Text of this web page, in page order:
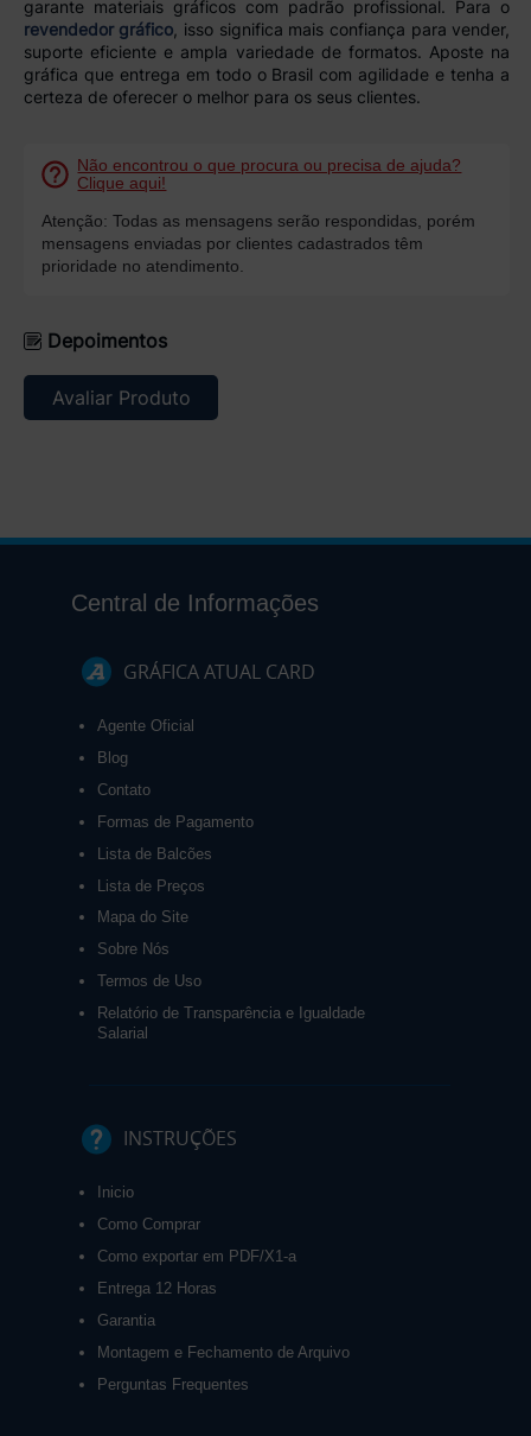
garante materiais gráficos com padrão profissional. Para o
revendedor gráfico , isso significa mais confiança para vender,
suporte eficiente e ampla variedade de formatos. Aposte na
gráfica que entrega em todo o Brasil com agilidade e tenha a
certeza de oferecer o melhor para os seus clientes.
Não encontrou o que procura ou precisa de ajuda?
Clique aqui!
Atenção: Todas as mensagens serão respondidas, porém
mensagens enviadas por clientes cadastrados têm
prioridade no atendimento.
Depoimentos
Avaliar Produto
Central de Informações
GRÁFICA ATUAL CARD
Agente Oficial
Blog
Contato
Formas de Pagamento
Lista de Balcões
Lista de Preços
Mapa do Site
Sobre Nós
Termos de Uso
Relatório de Transparência e Igualdade
Salarial
INSTRUÇÕES
Inicio
Como Comprar
Como exportar em PDF/X1-a
Entrega 12 Horas
Garantia
Montagem e Fechamento de Arquivo
Perguntas Frequentes